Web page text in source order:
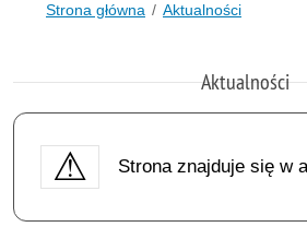
Strona główna Aktualności
Aktualności
Strona znajduje się w